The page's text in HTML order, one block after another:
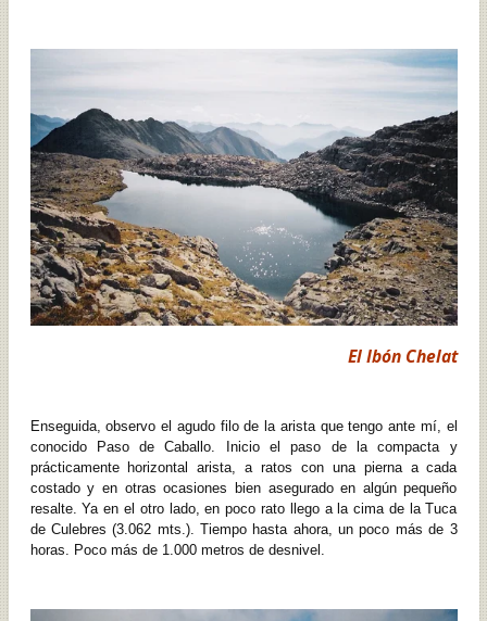
El Ibón Chelat
Enseguida, observo el agudo filo de la arista que tengo ante mí, el
conocido Paso de Caballo. Inicio el paso de la compacta y
prácticamente horizontal arista, a ratos con una pierna a cada
costado y en otras ocasiones bien asegurado en algún pequeño
resalte. Ya en el otro lado, en poco rato llego a la cima de la Tuca
de Culebres (3.062 mts.). Tiempo hasta ahora, un poco más de 3
horas. Poco más de 1.000 metros de desnivel.